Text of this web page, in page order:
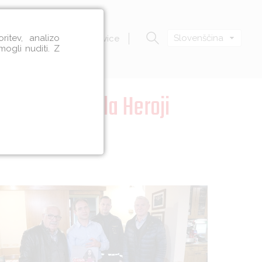
Zavod VOZIM Novice Slovenščina
alkohola Heroji
analizo
nuditi. Z